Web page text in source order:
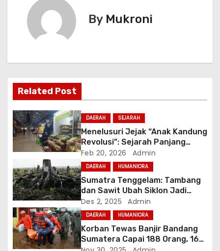
p
o
s
By Mukroni
Related Post
DAERAH SEJARAH
Menelusuri Jejak “Anak Kandung
Revolusi”: Sejarah Panjang
Akulturasi dalam Sebutir Telur
Asin Brebes
Feb 20, 2026 Admin
DAERAH HUMANIORA
Sumatra Tenggelam: Tambang
dan Sawit Ubah Siklon Jadi
Pembantaian Massal
Des 2, 2025 Admin
DAERAH HUMANIORA
Korban Tewas Banjir Bandang
Sumatera Capai 188 Orang, 167